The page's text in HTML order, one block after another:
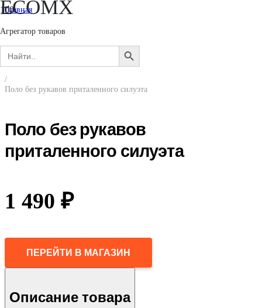
ECOMX
Агрегатор товаров
Search
for:
SEARCH
BUTTON
Главная
Женщинам
Одежда
Футболки и лонгсливы
/
Поло без рукавов приталенного силуэта
Поло без рукавов
приталенного силуэта
1 490 ₽
ПЕРЕЙТИ В МАГАЗИН
Описание товара